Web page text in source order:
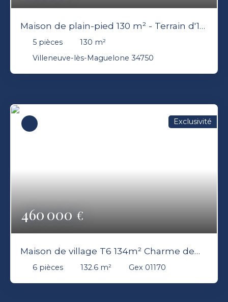
Maison de plain-pied 130 m² - Terrain d'1
hectare - Piscine - Villeneuve-lès-
5 pièces 130 m²
Villeneuve-lès-Maguelone 34750
460 000€
Exclusivité
Maison de village T6 134m² Charme de
l'ancien avec Jardin GEX 01170
6 pièces 132.6 m² Gex 01170